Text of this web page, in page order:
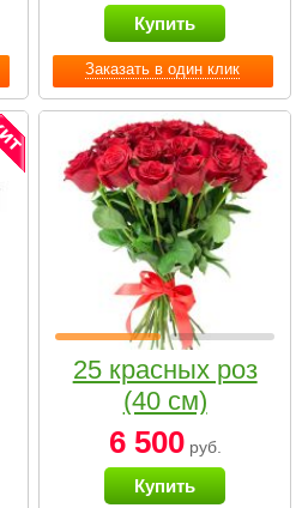
Заказать в один клик
Купить
25 красных роз
(40 см)
6 500руб.
Купить